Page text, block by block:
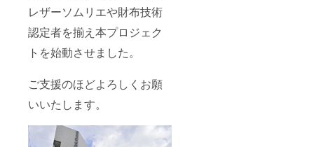
レザーソムリエや財布技術
認定者を揃え本プロジェク
トを始動させました。
ご支援のほどよろしくお願
いいたします。